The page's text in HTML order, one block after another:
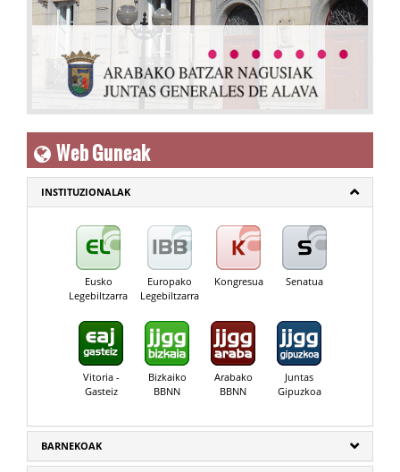
Web Guneak
INSTITUZIONALAK
Eusko
Legebiltzarra
Europako
Legebiltzarra
Kongresua Senatua
Vitoria -
Gasteiz
Bizkaiko
BBNN
Arabako
BBNN
Juntas
Gipuzkoa
BARNEKOAK